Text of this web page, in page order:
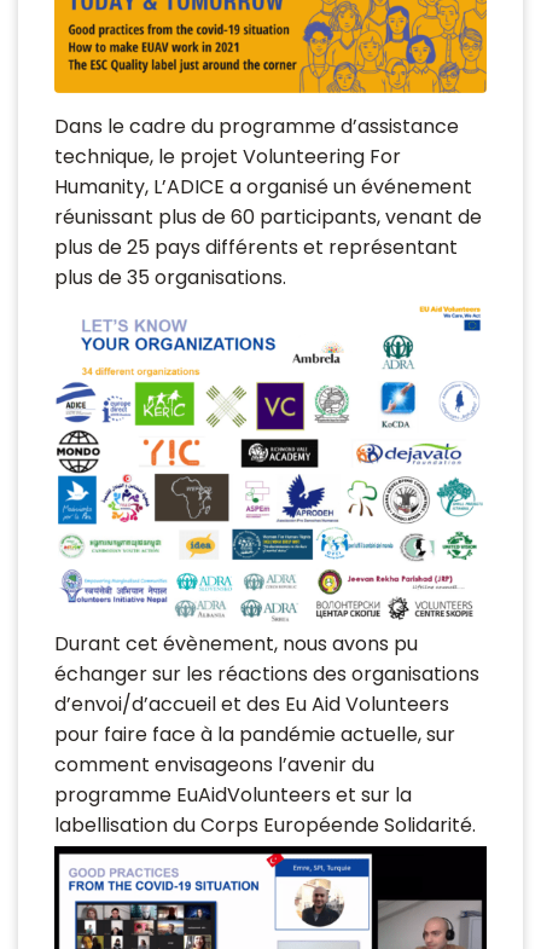
Dans le cadre du programme d’assistance
technique, le projet Volunteering For
Humanity, L’ADICE a organisé un événement
réunissant plus de 60 participants, venant de
plus de 25 pays différents et représentant
plus de 35 organisations.
Durant cet évènement, nous avons pu
échanger sur les réactions des organisations
d’envoi/d’accueil et des Eu Aid Volunteers
pour faire face à la pandémie actuelle, sur
comment envisageons l’avenir du
programme EuAidVolunteers et sur la
labellisation du Corps Européende Solidarité.